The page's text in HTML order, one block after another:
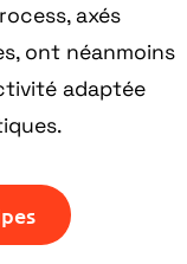
axés
ont néanmoins
adaptée